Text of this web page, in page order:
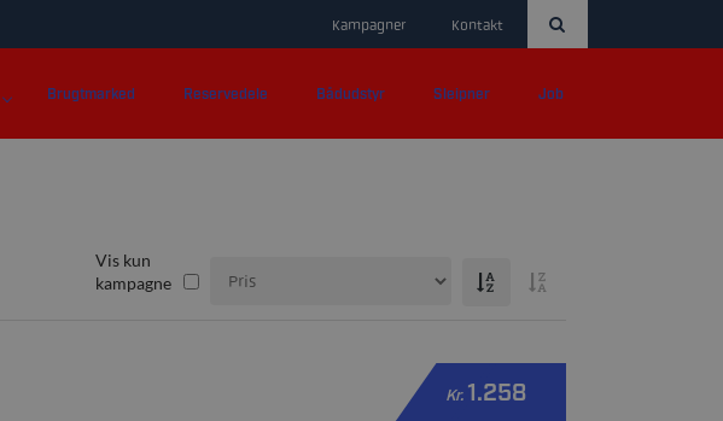
Kampagner Kontakt
Brugtmarked Reservedele Bådudstyr Sleipner Job
Vis kun
kampagne
Kr. 1.258